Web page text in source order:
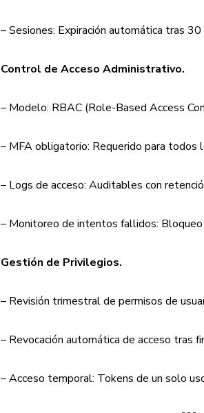
– Sesiones: Expiración automática tras
Control de Acceso Administrativo.
– Modelo: RBAC (Role-Based Access
– MFA obligatorio: Requerido para todos
– Logs de acceso: Auditables con
– Monitoreo de intentos fallidos:
Gestión de Privilegios.
– Revisión trimestral de permisos de
– Revocación automática de acceso tras
– Acceso temporal: Tokens de un solo